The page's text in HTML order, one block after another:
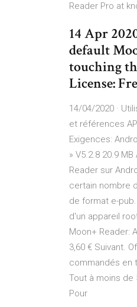
Reader Pro at
14 Apr
default
touching
License:
14/04/2020 ·
et références
Exigences:
» V5.2.8 20.9
Reader sur
certain nombre
de format e-
d'un appareil
Moon+ Reader:
3,60 € Suivant.
commandés en
Tout à moins de
Pour